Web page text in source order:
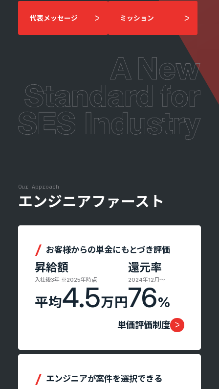
CEO Blog
河井智也note
エージェントグローCh
Staff Blog
自主的20%るぅる (社員ブログ)
Fairgrit(フェアグリット)
代表メッセージ ミッション
Our Approach
エンジニアファースト
お客様からの単金にもとづき評価
昇給額
入社後3年 ※2025年時点
平均4.5万円
還元率
2024年12月〜
76%
単価評価制度
エンジニアが案件を選択できる